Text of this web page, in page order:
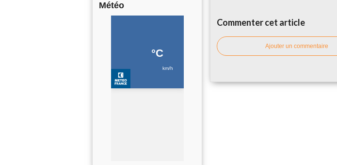
Météo
Commenter cet article
Ajouter un commentaire